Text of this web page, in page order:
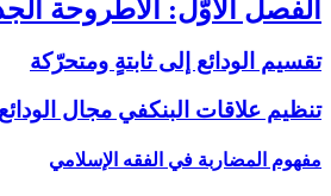
الفصل الأوّل: الاطروحة
تقسيم الودائع إلى ثابتةٍ ومتحرّكة
تنظيم علاقات البنك‏في مجال الودائع
مفهوم المضاربة في الفقه الإسلامي